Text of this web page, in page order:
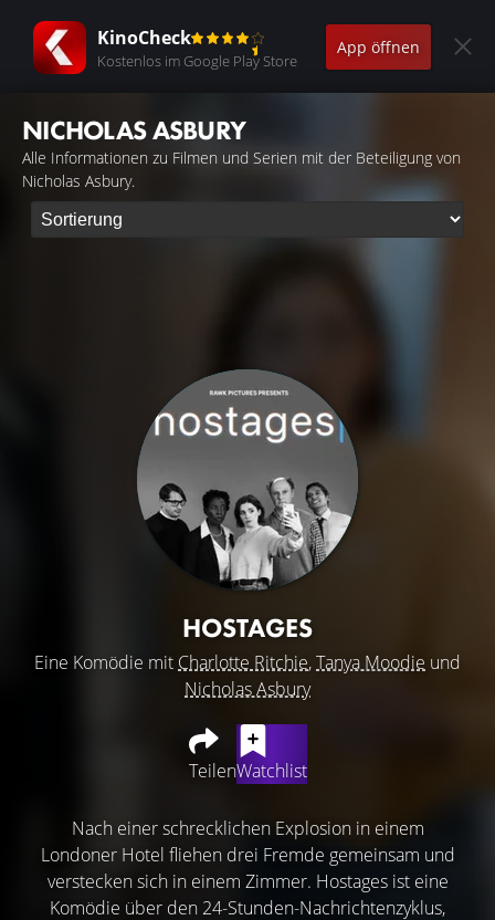
KinoCheck
Kostenlos im Google Play Store
App öffnen
NICHOLAS ASBURY
Alle Informationen zu Filmen und Serien mit der Beteiligung von
Nicholas Asbury.
HOSTAGES
Eine Komödie mit Charlotte Ritchie,Tanya Moodie und
Nicholas Asbury
TeilenWatchlist
Nach einer schrecklichen Explosion in einem
Londoner Hotel fliehen drei Fremde gemeinsam und
verstecken sich in einem Zimmer. Hostages ist eine
Komödie über den 24-Stunden-Nachrichtenzyklus,